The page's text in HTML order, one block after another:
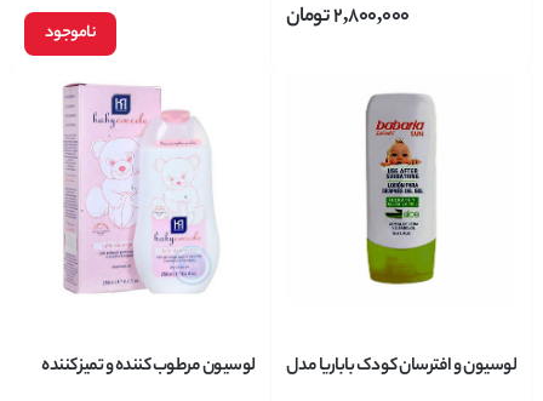
2,800,000تومان ناموجود
لوسیون و افترسان کودک باباریا مدل
لوسیون مرطوب کننده و تمیز کننده